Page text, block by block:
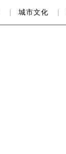
城市文化